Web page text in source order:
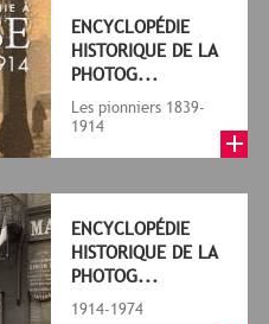
ENCYCLOPÉDIE
HISTORIQUE DE LA
PHOTOG...
Les pionniers 1839-
1914
ENCYCLOPÉDIE
HISTORIQUE DE LA
PHOTOG...
1914-1974